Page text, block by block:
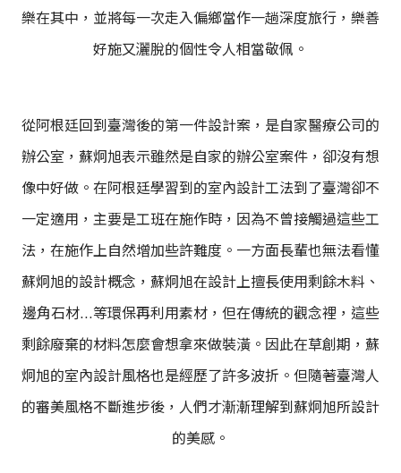
樂在其中，並將每一次走入偏鄉當作一趟深度旅行，樂善
好施又灑脫的個性令人相當敬佩。
從阿根廷回到臺灣後的第一件設計案，是自家醫療公司的
辦公室，蘇炯旭表示雖然是自家的辦公室案件，卻沒有想
像中好做。在阿根廷學習到的室內設計工法到了臺灣卻不
一定適用，主要是工班在施作時，因為不曾接觸過這些工
法，在施作上自然增加些許難度。一方面長輩也無法看懂
蘇炯旭的設計概念，蘇炯旭在設計上擅長使用剩餘木料、
邊角石材…等環保再利用素材，但在傳統的觀念裡，這些
剩餘廢棄的材料怎麼會想拿來做裝潢。因此在草創期，蘇
炯旭的室內設計風格也是經歷了許多波折。但隨著臺灣人
的審美風格不斷進步後，人們才漸漸理解到蘇炯旭所設計
的美感。